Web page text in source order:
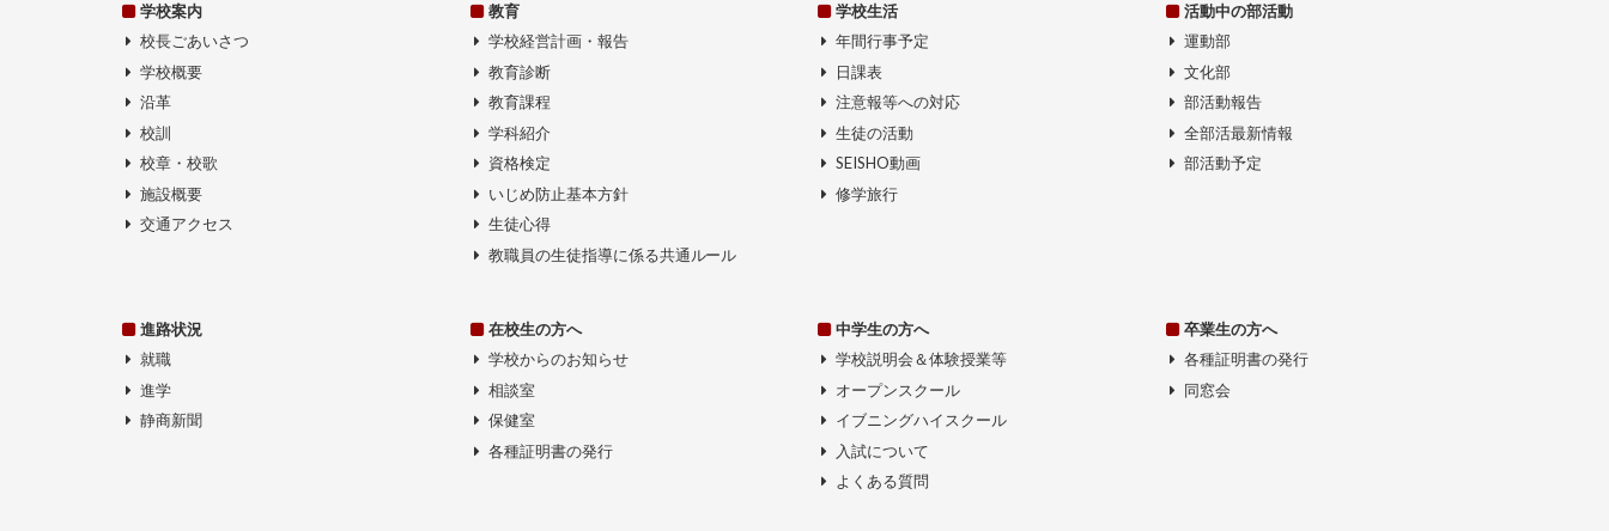
学校案内
校長ごあいさつ
学校概要
沿革
校訓
校章・校歌
施設概要
交通アクセス
教育
学校経営計画・報告
教育診断
教育課程
学科紹介
資格検定
いじめ防止基本方針
生徒心得
教職員の生徒指導に係る共通ルール
学校生活
年間行事予定
日課表
注意報等への対応
生徒の活動
SEISHO動画
修学旅行
活動中の部活動
運動部
文化部
部活動報告
全部活最新情報
部活動予定
進路状況
就職
進学
静商新聞
在校生の方へ
学校からのお知らせ
相談室
保健室
各種証明書の発行
中学生の方へ
学校説明会＆体験授業等
オープンスクール
イブニングハイスクール
入試について
よくある質問
卒業生の方へ
各種証明書の発行
同窓会